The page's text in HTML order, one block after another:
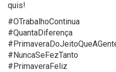
quis!
#OTrabalhoContinua
#QuantaDiferença
#NuncaSeFezTanto
#PrimaveraFeliz